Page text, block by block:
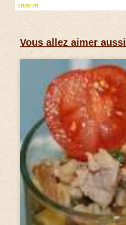
chacun.
Vous allez aimer aussi